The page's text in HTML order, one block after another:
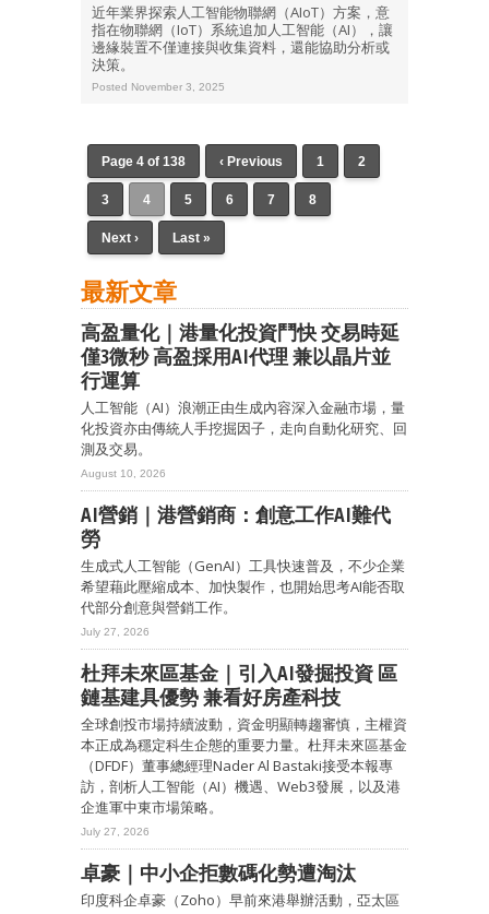
近年業界探索人工智能物聯網（AIoT）方案，意
指在物聯網（IoT）系統追加人工智能（AI），讓
邊緣裝置不僅連接與收集資料，還能協助分析或
決策。
Posted November 3, 2025
Page 4 of 138 ‹ Previous 1 2
3 4 5 6 7 8
Next › Last »
最新文章
高盈量化｜港量化投資鬥快 交易時延
僅3微秒 高盈採用AI代理 兼以晶片並
行運算
人工智能（AI）浪潮正由生成內容深入金融市場，量
化投資亦由傳統人手挖掘因子，走向自動化研究、回
測及交易。
August 10, 2026
AI營銷｜港營銷商：創意工作AI難代
勞
生成式人工智能（GenAI）工具快速普及，不少企業
希望藉此壓縮成本、加快製作，也開始思考AI能否取
代部分創意與營銷工作。
July 27, 2026
杜拜未來區基金｜引入AI發掘投資 區
鏈基建具優勢 兼看好房產科技
全球創投市場持續波動，資金明顯轉趨審慎，主權資
本正成為穩定科生企態的重要力量。杜拜未來區基金
（DFDF）董事總經理Nader Al Bastaki接受本報專
訪，剖析人工智能（AI）機遇、Web3發展，以及港
企進軍中東市場策略。
July 27, 2026
卓豪｜中小企拒數碼化勢遭淘汰
印度科企卓豪（Zoho）早前來港舉辦活動，亞太區